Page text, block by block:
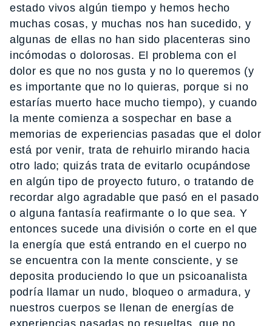
estado vivos algún tiempo y hemos hecho
muchas cosas, y muchas nos han sucedido, y
algunas de ellas no han sido placenteras sino
incómodas o dolorosas. El problema con el
dolor es que no nos gusta y no lo queremos (y
es importante que no lo quieras, porque si no
estarías muerto hace mucho tiempo), y cuando
la mente comienza a sospechar en base a
memorias de experiencias pasadas que el dolor
está por venir, trata de rehuirlo mirando hacia
otro lado; quizás trata de evitarlo ocupándose
en algún tipo de proyecto futuro, o tratando de
recordar algo agradable que pasó en el pasado
o alguna fantasía reafirmante o lo que sea. Y
entonces sucede una división o corte en el que
la energía que está entrando en el cuerpo no
se encuentra con la mente consciente, y se
deposita produciendo lo que un psicoanalista
podría llamar un nudo, bloqueo o armadura, y
nuestros cuerpos se llenan de energías de